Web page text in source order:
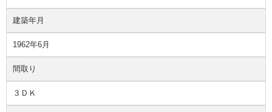
建築年月
1962年6月
間取り
３ＤＫ